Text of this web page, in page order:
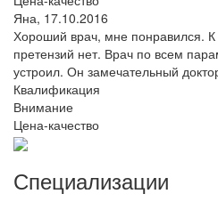
Яна, 17.10.2016
Хороший врач, мне понравился.
претензий нет. Врач по всем
устроил. Он замечательный
Квалификация
Внимание
Цена-качество
Специализации